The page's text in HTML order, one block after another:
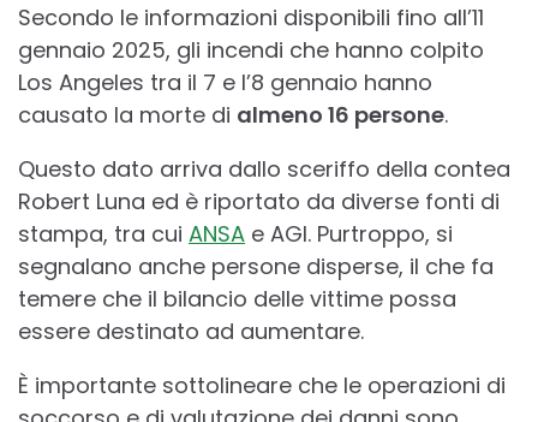
Secondo le informazioni disponibili fino all’11
gennaio 2025, gli incendi che hanno colpito
Los Angeles tra il 7 e l’8 gennaio hanno
causato la morte di almeno 16 persone.
Questo dato arriva dallo sceriffo della contea
Robert Luna ed è riportato da diverse fonti di
stampa, tra cui ANSA e AGI. Purtroppo, si
segnalano anche persone disperse, il che fa
temere che il bilancio delle vittime possa
essere destinato ad aumentare.
È importante sottolineare che le operazioni di